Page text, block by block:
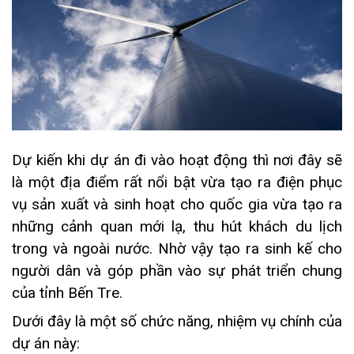
Dự kiến khi dự án đi vào hoạt động thì nơi đây sẽ
là một địa điểm rất nổi bật vừa tạo ra điện phục
vụ sản xuất và sinh hoạt cho quốc gia vừa tạo ra
những cảnh quan mới lạ, thu hút khách du lịch
trong và ngoài nước. Nhờ vậy tạo ra sinh kế cho
người dân và góp phần vào sự phát triển chung
của tỉnh Bến Tre.
Dưới đây là một số chức năng, nhiệm vụ chính của
dự án này: